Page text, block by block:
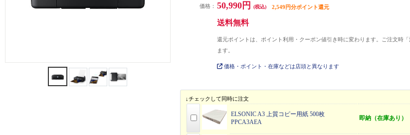
価格： 50,990円 (税込) 2,549円分ポイント還元
送料無料
還元ポイントは、ポイント利用・クーポン値引き時に変わります。ご注文時
ます。
価格・ポイント・在庫などは店頭と異なります
↓チェックして同時に注文
ELSONIC A3 上質コピー用紙 500枚
PPCA3AEA
即納（在庫あり）